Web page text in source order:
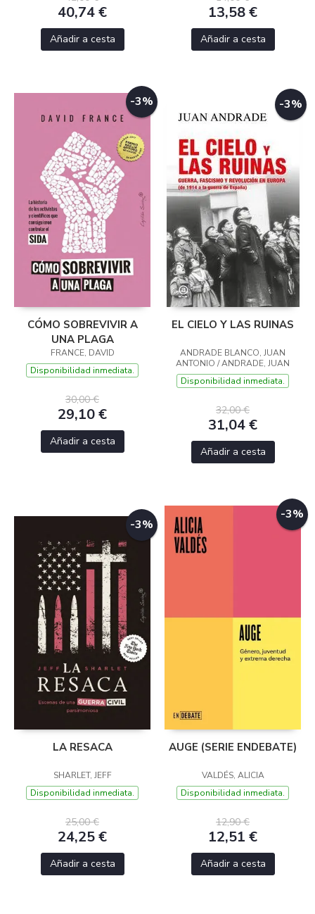
40,74 €
Añadir a cesta
13,58 €
Añadir a cesta
-3%
CÓMO SOBREVIVIR A
UNA PLAGA
FRANCE, DAVID
Disponibilidad inmediata.
30,00 €
29,10 €
Añadir a cesta
-3%
EL CIELO Y LAS RUINAS
ANDRADE BLANCO, JUAN
ANTONIO / ANDRADE, JUAN
Disponibilidad inmediata.
32,00 €
31,04 €
Añadir a cesta
-3%
LA RESACA
SHARLET, JEFF
Disponibilidad inmediata.
25,00 €
24,25 €
Añadir a cesta
-3%
AUGE (SERIE ENDEBATE)
VALDÉS, ALICIA
Disponibilidad inmediata.
12,90 €
12,51 €
Añadir a cesta